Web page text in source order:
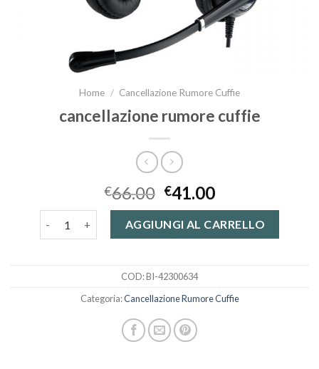
Home / Cancellazione Rumore Cuffie
cancellazione rumore cuffie
€66.00 €41.00
cancellazione rumore cuffie quantità
AGGIUNGI AL CARRELLO
COD:BI-42300634
Categoria:Cancellazione Rumore Cuffie